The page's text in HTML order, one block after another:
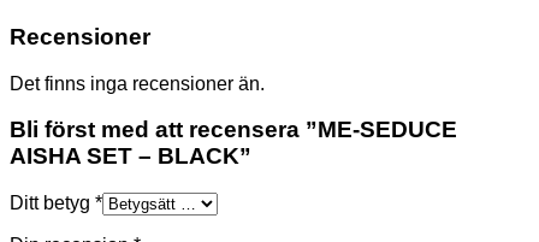
Recensioner
Det finns inga recensioner än.
Bli först med att recensera ”ME-SEDUCE
AISHA SET – BLACK”
Ditt betyg *